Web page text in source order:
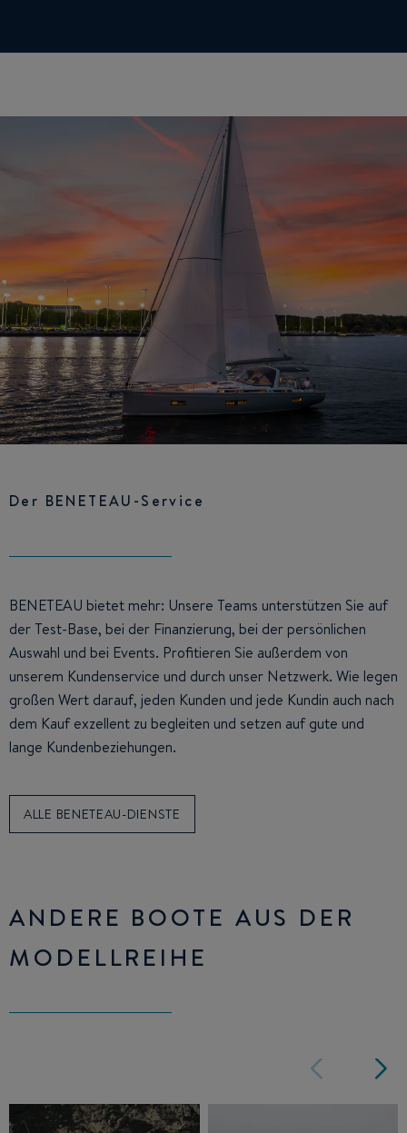
Der BENETEAU-Service
BENETEAU bietet mehr: Unsere Teams unterstützen Sie auf
der Test-Base, bei der Finanzierung, bei der persönlichen
Auswahl und bei Events. Profitieren Sie außerdem von
unserem Kundenservice und durch unser Netzwerk. Wie legen
großen Wert darauf, jeden Kunden und jede Kundin auch nach
dem Kauf exzellent zu begleiten und setzen auf gute und
lange Kundenbeziehungen.
ALLE BENETEAU-DIENSTE
ANDERE BOOTE AUS DER
MODELLREIHE